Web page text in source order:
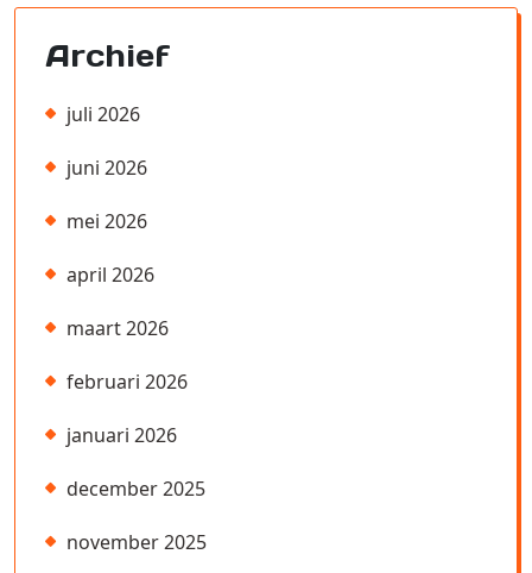
Archief
juli 2026
juni 2026
mei 2026
april 2026
maart 2026
februari 2026
januari 2026
december 2025
november 2025